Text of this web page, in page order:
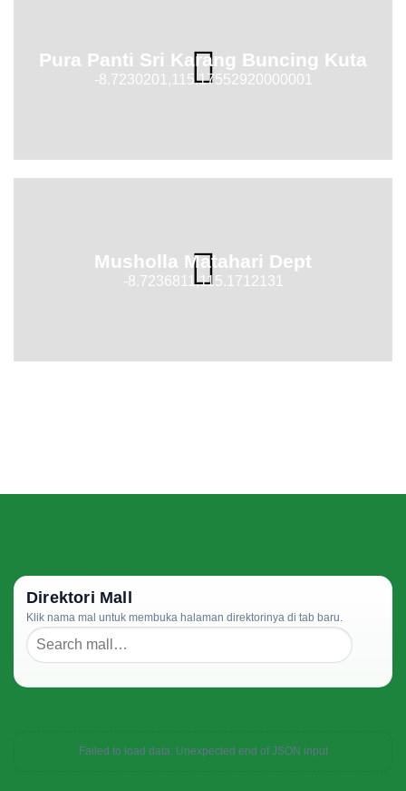
Pura Panti Sri Karang Buncing Kuta
-8.7230201,115.17552920000001
Musholla Matahari Dept
-8.7236811,115.1712131
Direktori Mall
Klik nama mal untuk membuka halaman direktorinya di tab baru.
Failed to load data: Unexpected end of JSON input